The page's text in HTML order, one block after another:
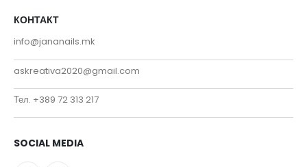
КОНТАКТ
info@jananails.mk
askreativa2020@gmail.com
Тел. +389 72 313 217
SOCIAL MEDIA